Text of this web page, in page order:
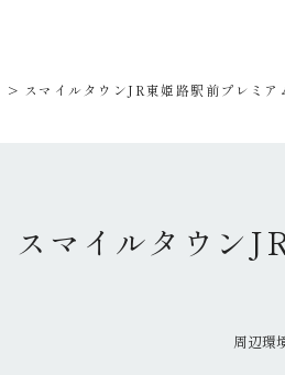
スマイルタウンJR東姫路駅前プレミア
スマイルタウン
周辺環